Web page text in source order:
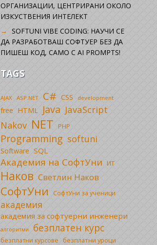
ОРГАНИЗАЦИИ, ЦЕНТРИРАНИ ОКОЛО
ИЗКУСТВЕНИЯ ИНТЕЛЕКТ
SOFTUNI VIBE CODING: НАУЧИ СЕ
ДА РАЗРАБОТВАШ СОФТУЕР БЕЗ ДА
ПИШЕШ КОД, САМО С AI PROMPTS!
TAGS
AJAX ASP.NET C# CSS development
free HTML Java JavaScript
Nakov NET PHP
Programming softuni
Software SQL
Академия на СофтУни ИТ
Наков Светлин Наков
СофтУни СофтУни за ученици
академия
академия за софтуерни инженери
алгоритми безплатен курс
безплатни курсове безплатни уроци